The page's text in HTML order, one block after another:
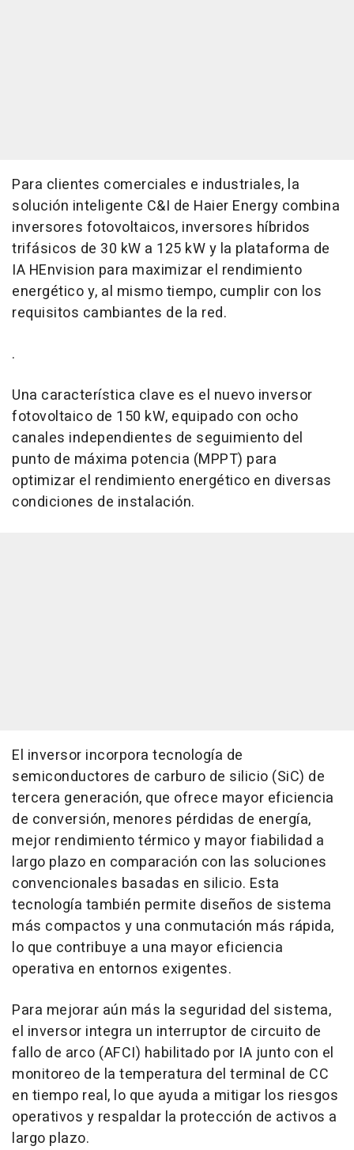
Para clientes comerciales e industriales, la
solución inteligente C&I de Haier Energy combina
inversores fotovoltaicos, inversores híbridos
trifásicos de 30 kW a 125 kW y la plataforma de
IA HEnvision para maximizar el rendimiento
energético y, al mismo tiempo, cumplir con los
requisitos cambiantes de la red.
.
Una característica clave es el nuevo inversor
fotovoltaico de 150 kW, equipado con ocho
canales independientes de seguimiento del
punto de máxima potencia (MPPT) para
optimizar el rendimiento energético en diversas
condiciones de instalación.
El inversor incorpora tecnología de
semiconductores de carburo de silicio (SiC) de
tercera generación, que ofrece mayor eficiencia
de conversión, menores pérdidas de energía,
mejor rendimiento térmico y mayor fiabilidad a
largo plazo en comparación con las soluciones
convencionales basadas en silicio. Esta
tecnología también permite diseños de sistema
más compactos y una conmutación más rápida,
lo que contribuye a una mayor eficiencia
operativa en entornos exigentes.
Para mejorar aún más la seguridad del sistema,
el inversor integra un interruptor de circuito de
fallo de arco (AFCI) habilitado por IA junto con el
monitoreo de la temperatura del terminal de CC
en tiempo real, lo que ayuda a mitigar los riesgos
operativos y respaldar la protección de activos a
largo plazo.